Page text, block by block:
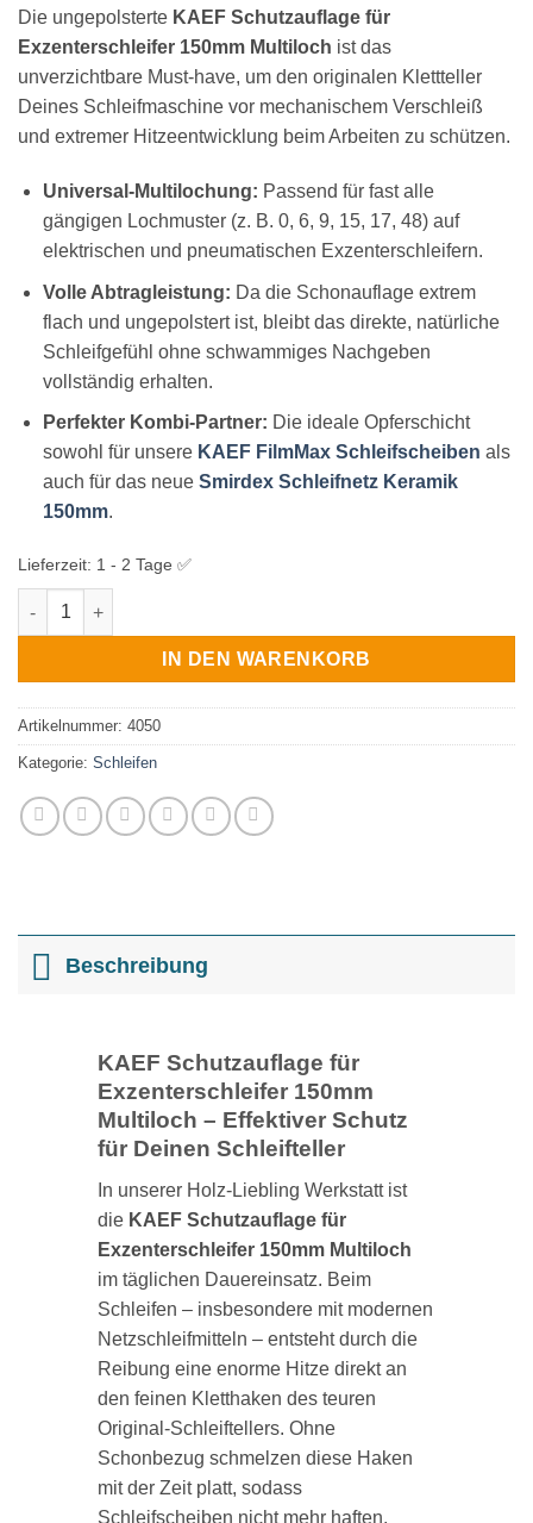
Die ungepolsterte KAEF Schutzauflage für
Exzenterschleifer 150mm Multiloch ist das
unverzichtbare Must-have, um den originalen Klettteller
Deines Schleifmaschine vor mechanischem Verschleiß
und extremer Hitzeentwicklung beim Arbeiten zu schützen.
Universal-Multilochung: Passend für fast alle
gängigen Lochmuster (z. B. 0, 6, 9, 15, 17, 48) auf
elektrischen und pneumatischen Exzenterschleifern.
Volle Abtragleistung: Da die Schonauflage extrem
flach und ungepolstert ist, bleibt das direkte, natürliche
Schleifgefühl ohne schwammiges Nachgeben
vollständig erhalten.
Perfekter Kombi-Partner: Die ideale Opferschicht
sowohl für unsere KAEF FilmMax Schleifscheiben als
auch für das neue Smirdex Schleifnetz Keramik
150mm.
Lieferzeit: 1 - 2 Tage ✅
KAEF Schutzauflage für Exzenterschleifer 150mm Multiloch
IN DEN WARENKORB
Artikelnummer: 4050
Kategorie: Schleifen
Beschreibung
KAEF Schutzauflage für
Exzenterschleifer 150mm
Multiloch – Effektiver Schutz
für Deinen Schleifteller
In unserer Holz-Liebling Werkstatt ist
die KAEF Schutzauflage für
Exzenterschleifer 150mm Multiloch
im täglichen Dauereinsatz. Beim
Schleifen – insbesondere mit modernen
Netzschleifmitteln – entsteht durch die
Reibung eine enorme Hitze direkt an
den feinen Kletthaken des teuren
Original-Schleiftellers. Ohne
Schonbezug schmelzen diese Haken
mit der Zeit platt, sodass
Schleifscheiben nicht mehr haften.